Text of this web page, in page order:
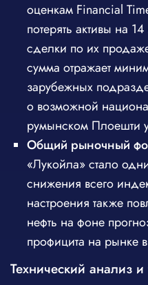
оценкам Financial
потерять активы на
сделки по их
сумма отражает
зарубежных
о возможной
румынском Плоешти
Общий рыночный
«Лукойла» стало
снижения всего
настроения также
нефть на фоне
профицита на рынке
Технический анализ